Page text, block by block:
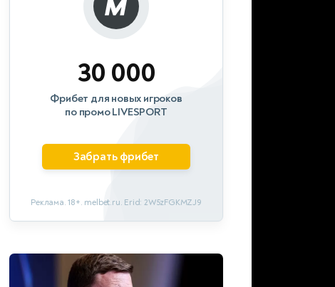
30 000
Фрибет для новых игроков
по промо LIVESPORT
Забрать фрибет
Реклама. 18+. melbet.ru. Erid: 2W5zFGKMZJ9